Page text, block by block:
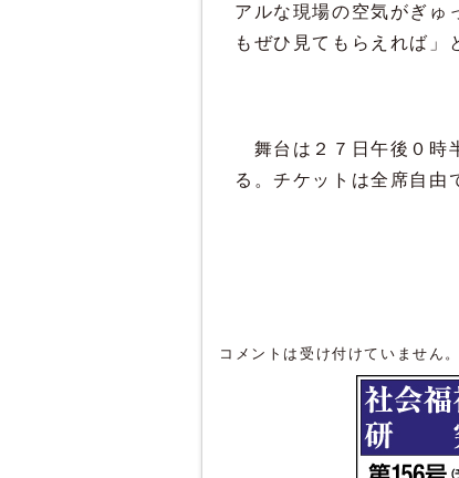
アルな現場の空気がぎゅ
もぜひ見てもらえれば」
舞台は２７日午後０時
る。チケットは全席自由
コメントは受け付けていません。